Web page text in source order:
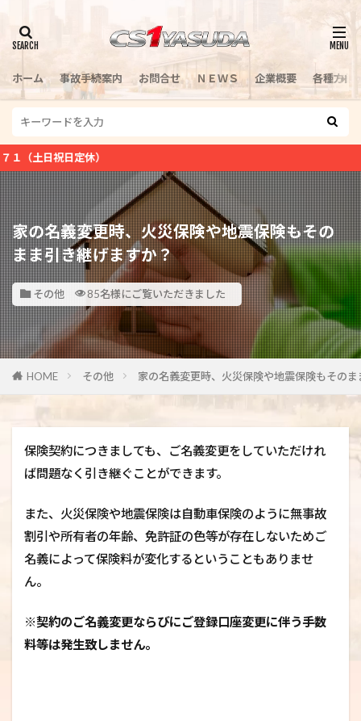
ホーム 事故手続案内 お問合せ ＮＥＷＳ 企業概要 各種方針
定休）
家の名義変更時、火災保険や地震保険もその
まま引き継げますか？
その他 85名様にご覧いただきました
HOME その他 家の名義変更時、火災保険や地震保険もその
保険契約につきましても、ご名義変更をしていただけれ
ば問題なく引き継ぐことができます。
また、火災保険や地震保険は自動車保険のように無事故
割引や所有者の年齢、免許証の色等が存在しないためご
名義によって保険料が変化するということもありませ
ん。
※契約のご名義変更ならびにご登録口座変更に伴う手数
料等は発生致しません。
検索